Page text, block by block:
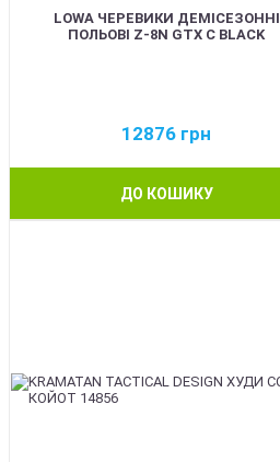
LOWA ЧЕРЕВИКИ ДЕМІСЕЗОННІ
ПОЛЬОВІ Z-8N GTX C BLACK
12876 грн
ДО КОШИКУ